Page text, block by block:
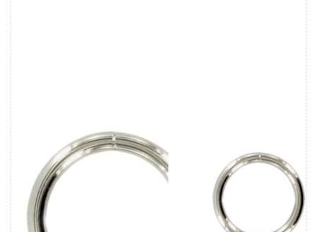
20mm Rundring
(Innenmaß) -
geschweißt aus
Stahl -
(Innenmaß) -
geschweißt aus
Stahl -